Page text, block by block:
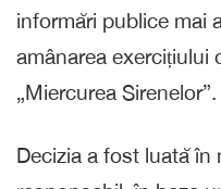
informări publice mai
amânarea exercițiului
„Miercurea Sirenelor”.
Decizia a fost luată în